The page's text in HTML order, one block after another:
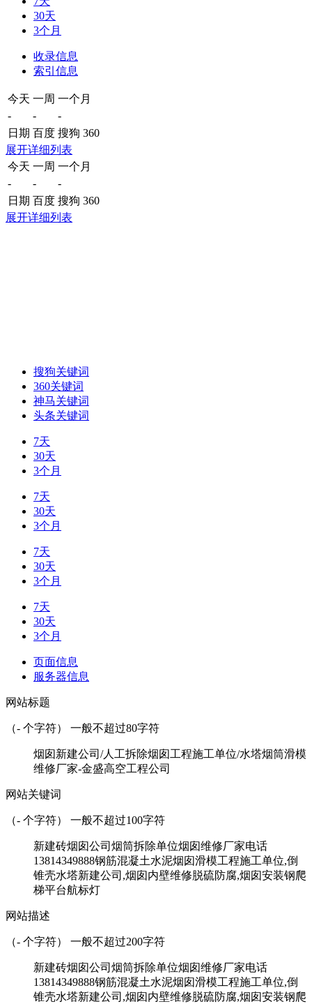
30天
3个月
收录信息
索引信息
今天 一周 一个月
-
-
-
日期 百度 搜狗 360
展开详细列表
今天 一周 一个月
-
-
-
日期 百度 搜狗 360
展开详细列表
搜狗关键词
360关键词
神马关键词
头条关键词
7天
30天
3个月
7天
30天
3个月
7天
30天
3个月
7天
30天
3个月
页面信息
服务器信息
网站标题
（- 个字符） 一般不超过80字符
烟囱新建公司/人工拆除烟囱工程施工单位/水塔烟筒滑模
维修厂家-金盛高空工程公司
网站关键词
（- 个字符） 一般不超过100字符
新建砖烟囱公司烟筒拆除单位烟囱维修厂家电话
13814349888钢筋混凝土水泥烟囱滑模工程施工单位,倒
锥壳水塔新建公司,烟囱内壁维修脱硫防腐,烟囱安装钢爬
梯平台航标灯
网站描述
（- 个字符） 一般不超过200字符
新建砖烟囱公司烟筒拆除单位烟囱维修厂家电话
13814349888钢筋混凝土水泥烟囱滑模工程施工单位,倒
锥壳水塔新建公司,烟囱内壁维修脱硫防腐,烟囱安装钢爬